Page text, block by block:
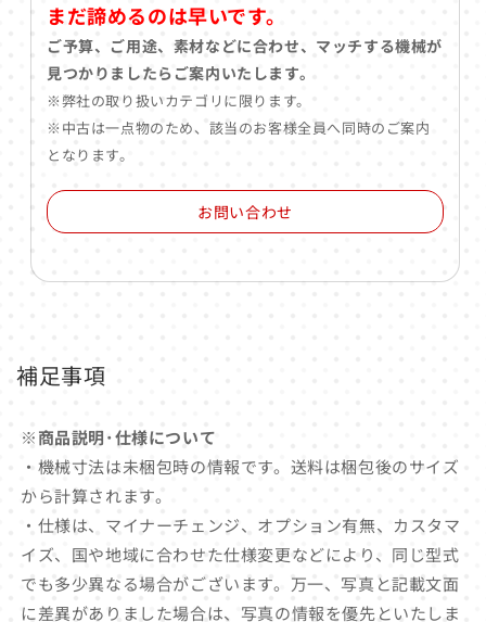
まだ諦めるのは早いです。
ご予算、ご用途、素材などに合わせ、マッチする機械が
見つかりましたらご案内いたします。
※弊社の取り扱いカテゴリに限ります。
※中古は一点物のため、該当のお客様全員へ同時のご案内
となります。
お問い合わせ
補足事項
※商品説明･仕様について
・機械寸法は未梱包時の情報です。送料は梱包後のサイズ
から計算されます。
・仕様は、マイナーチェンジ、オプション有無、カスタマ
イズ、国や地域に合わせた仕様変更などにより、同じ型式
でも多少異なる場合がございます。万一、写真と記載文面
に差異がありました場合は、写真の情報を優先といたしま